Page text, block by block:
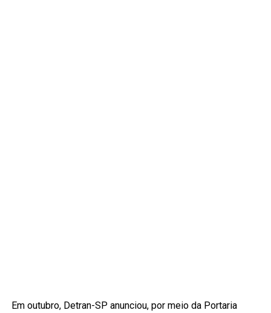
Em outubro, Detran-SP anunciou, por meio da Portaria